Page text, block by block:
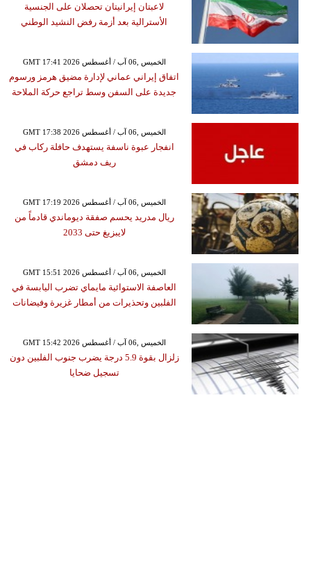
لاعبتان إيرانيتان تحصلان على الجنسية
الأسترالية بعد أزمة رفض النشيد الوطني
GMT 17:41 2026 الخميس ,06 آب / أغسطس
اتفاق إيراني عماني لإدارة مضيق هرمز ورسوم
جديدة على السفن وسط تراجع حركة الملاحة
GMT 17:38 2026 الخميس ,06 آب / أغسطس
انفجار عبوة ناسفة يستهدف حافلة ركاب في
ريف دمشق
GMT 17:19 2026 الخميس ,06 آب / أغسطس
ريال مدريد يحسم صفقة ديوماندي قادماً من
لايبزيغ حتى 2033
GMT 15:51 2026 الخميس ,06 آب / أغسطس
العاصفة الاستوائية مايماي تضرب اليابسة في
الفلبين وتحذيرات من أمطار غزيرة وفيضانات
GMT 15:42 2026 الخميس ,06 آب / أغسطس
زلزال بقوة 5.9 درجة يضرب جنوب الفلبين دون
تسجيل ضحايا